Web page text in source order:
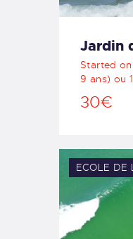
Jardin
Started on
9 ans) ou
30€
ECOLE DE